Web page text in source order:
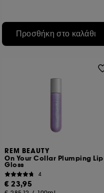
Προσθήκη στο καλάθι
REM BEAUTY
On Your Collar Plumping Lip
Gloss
4
€ 23,95